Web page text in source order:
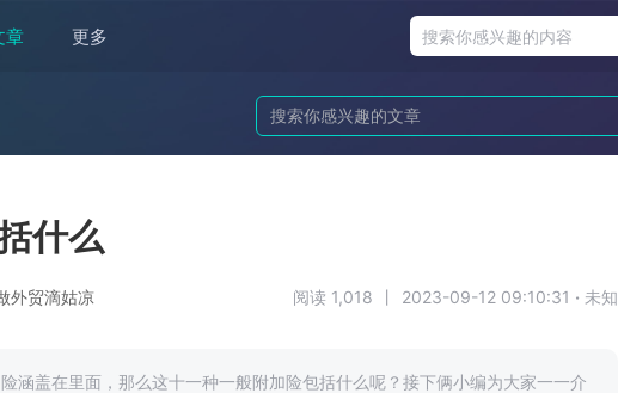
章 更多
什么
外贸滴姑凉 阅读 1,018 丨 2023-09-12 09:10:31 · 未知
涵盖在里面，那么这十一种一般附加险包括什么呢？接下俩小编为大家一一介